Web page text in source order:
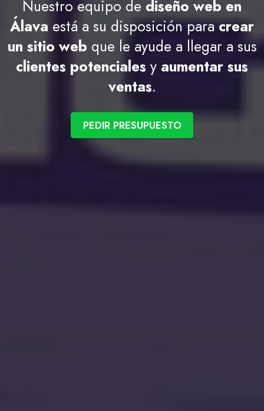
Nuestro equipo de diseño web en
Álava está a su disposición paracrear
un sitio web que le ayude a llegar a sus
clientes potenciales y aumentar sus
ventas.
PEDIR PRESUPUESTO